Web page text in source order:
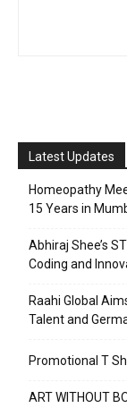
Latest Updates
Homeopathy
15 Years in
Abhiraj Shee’s
Coding and
Raahi Global
Talent and
Promotional T
ART WITHOUT